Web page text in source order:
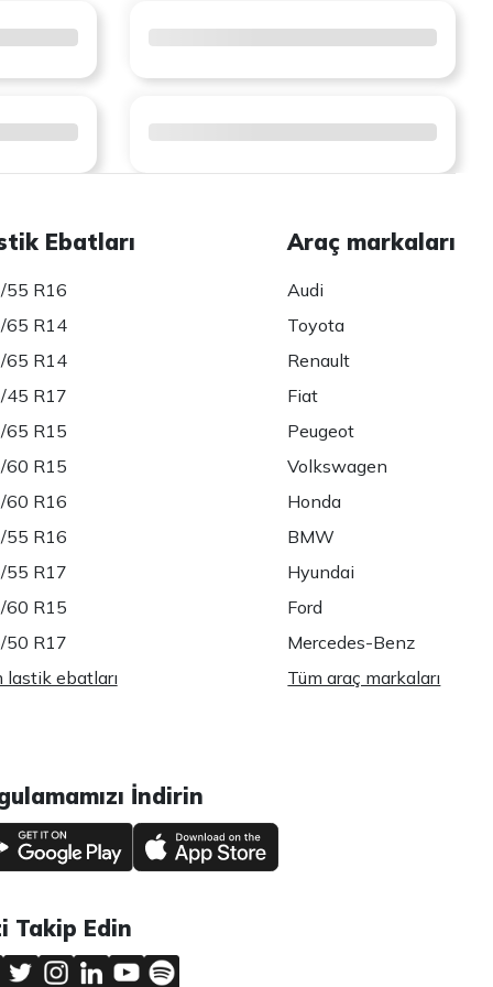
Ebatları
55 R16
65 R14
65 R14
45 R17
65 R15
60 R15
60 R16
55 R16
55 R17
60 R15
50 R17
lastik ebatları
Araç markaları
Audi
Toyota
Renault
Fiat
Peugeot
Volkswagen
Honda
BMW
Hyundai
Ford
Mercedes-Benz
Tüm araç markaları
İndirin
Takip Edin